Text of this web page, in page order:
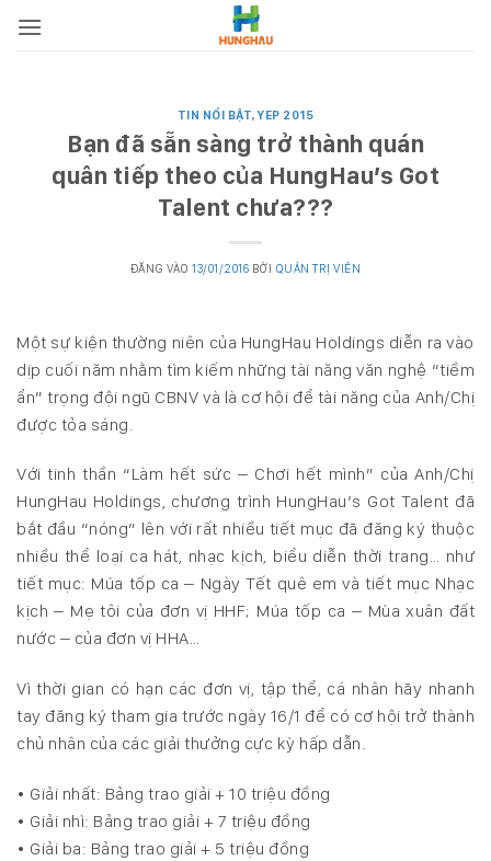
qua
TIN NỔI BẬT,YEP 2015
Bạn đã sẵn sàng trở thành quán
quân tiếp theo của HungHau’s Got
Talent chưa???
ĐĂNG VÀO13/01/2016 BỞI QUẢN TRỊ VIÊN
Một sự kiện thường niên của HungHau Holdings diễn ra vào
dịp cuối năm nhằm tìm kiếm những tài năng văn nghệ “tiềm
ẩn” trọng đội ngũ CBNV và là cơ hội để tài năng của Anh/Chị
được tỏa sáng.
Với tinh thần “Làm hết sức – Chơi hết mình” của Anh/Chị
HungHau Holdings, chương trình HungHau’s Got Talent đã
bắt đầu “nóng” lên với rất nhiều tiết mục đã đăng ký thuộc
nhiều thể loại ca hát, nhạc kịch, biểu diễn thời trang… như
tiết mục: Múa tốp ca – Ngày Tết quê em và tiết mục Nhạc
kịch – Mẹ tôi của đơn vị HHF; Múa tốp ca – Mùa xuân đất
nước – của đơn vị HHA…
Vì thời gian có hạn các đơn vị, tập thể, cá nhân hãy nhanh
tay đăng ký tham gia trước ngày 16/1 để có cơ hội trở thành
chủ nhân của các giải thưởng cực kỳ hấp dẫn.
• Giải nhất: Bảng trao giải + 10 triệu đồng
• Giải nhì: Bảng trao giải + 7 triệu đồng
• Giải ba: Bảng trao giải + 5 triệu đồng